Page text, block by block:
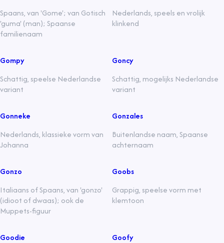
Spaans, van 'Gome'; van Gotisch
'guma' (man); Spaanse
familienaam
Nederlands, speels en vrolijk
klinkend
Gompy
Schattig, speelse Nederlandse
variant
Goncy
Schattig, mogelijks Nederlandse
variant
Gonneke
Nederlands, klassieke vorm van
Johanna
Gonzales
Buitenlandse naam, Spaanse
achternaam
Gonzo
Italiaans of Spaans, van 'gonzo'
(idioot of dwaas); ook de
Muppets-figuur
Goobs
Grappig, speelse vorm met
klemtoon
Goodie
Goofy